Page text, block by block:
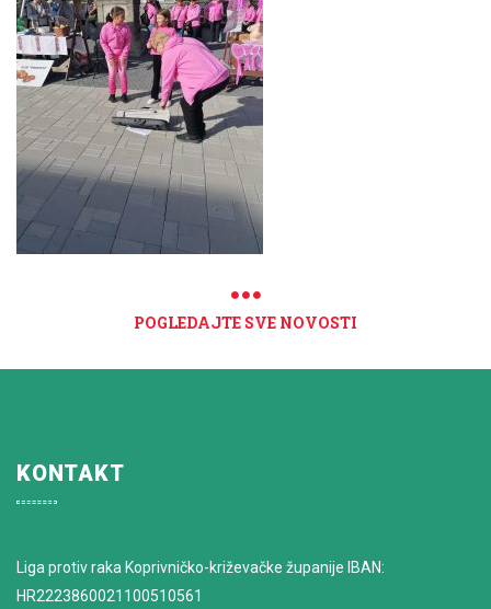
POGLEDAJTE SVE NOVOSTI
KONTAKT
Liga protiv raka Koprivničko-križevačke županije IBAN:
HR2223860021100510561